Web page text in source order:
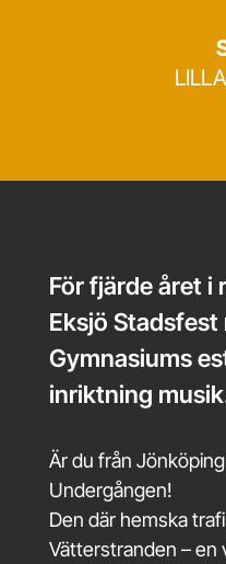
För fjärde året i
Eksjö Stadsfest
Gymnasiums
inriktning
Är du från
Undergången!
Den där hemska
Vätterstranden – en